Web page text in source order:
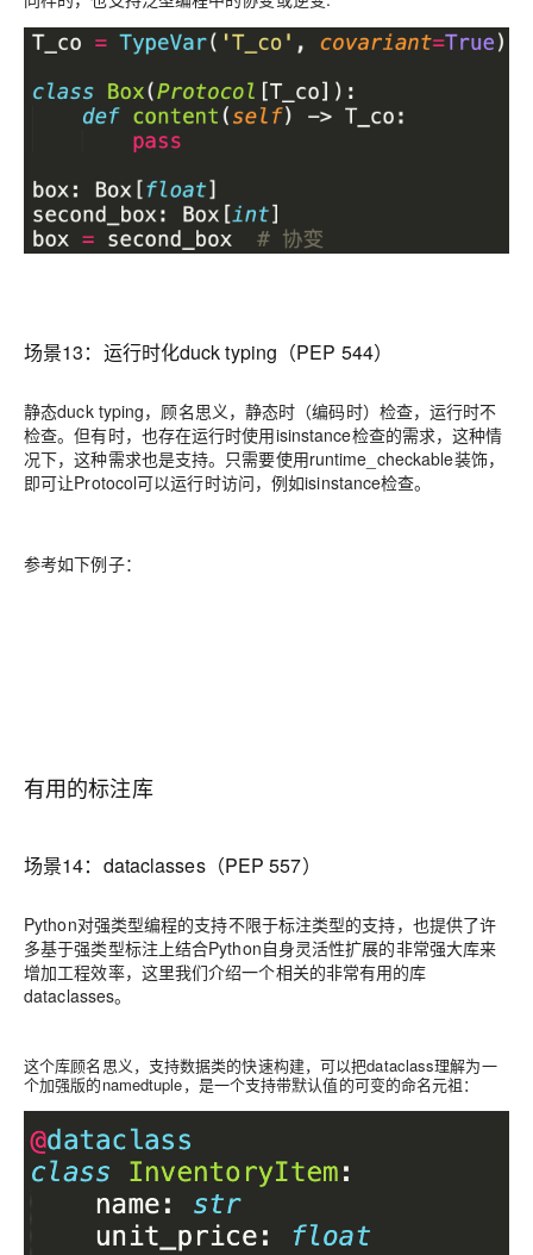
场景13： 运行时化duck typing（PEP 544）
静态duck typing，顾名思义，静态时（编码时）检查，运行时不
检查。但有时，也存在运行时使用isinstance检查的需求，这种情
况下，这种需求也是支持。只需要使用runtime_checkable装饰，
即可让Protocol可以运行时访问，例如isinstance检查。
参考如下例子：
有用的标注库
场景14： dataclasses（PEP 557）
Python对强类型编程的支持不限于标注类型的支持，也提供了许
多基于强类型标注上结合Python自身灵活性扩展的非常强大库来
增加工程效率，这里我们介绍一个相关的非常有用的库
dataclasses。
这个库顾名思义，支持数据类的快速构建， 可以把dataclass理解为一
个加强版的namedtuple，是一个支持带默认值的可变的命名元祖：